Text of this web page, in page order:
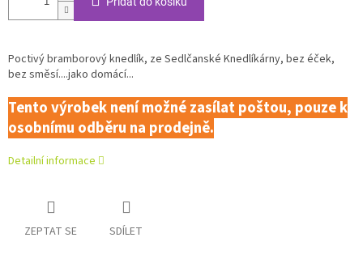
Poctivý bramborový knedlík, ze Sedlčanské Knedlíkárny, bez éček,
bez směsí....jako domácí...
Tento výrobek není možné zasílat poštou, pouze k
osobnímu odběru na prodejně.
Detailní informace
ZEPTAT SE SDÍLET